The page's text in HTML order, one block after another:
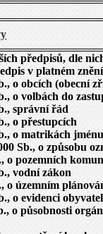
předpisů, dle
v platném
o obcích (obecní
o volbách do
správní řád
o přestupcích
o matrikách
Sb., o způsobu
o pozemních
vodní zákon
o územním
o evidenci
o působnosti